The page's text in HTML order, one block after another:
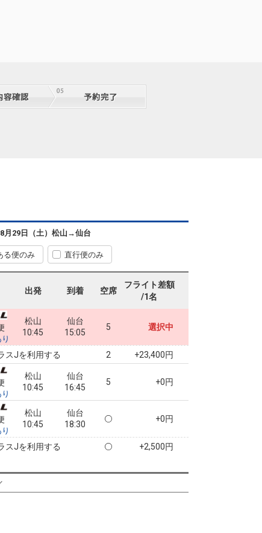
月29日（土） 松山 →仙台
る便のみ 直行便のみ
出発 到着 空席
フライト差額
/1名
松山
10:45
仙台
15:05
5 選択中
スJを利用する 2 +23,400円
松山
10:45
仙台
16:45
5 +0円
松山
10:45
仙台
18:30
+0円
スJを利用する +2,500円